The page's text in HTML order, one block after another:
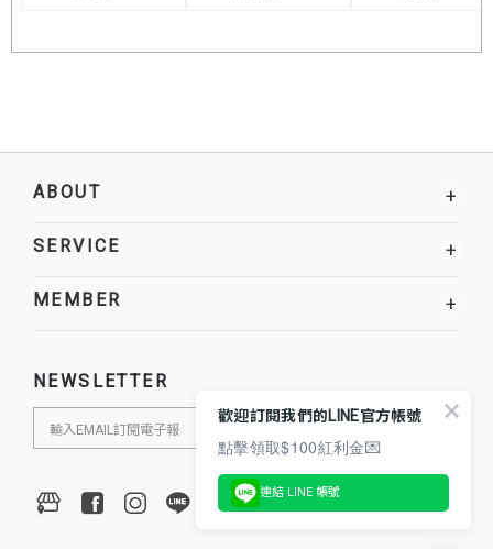
ABOUT +
SERVICE +
MEMBER +
NEWSLETTER
歡迎訂閱我們的LINE官方帳號
點擊領取$100紅利金💌
連結 LINE 帳號